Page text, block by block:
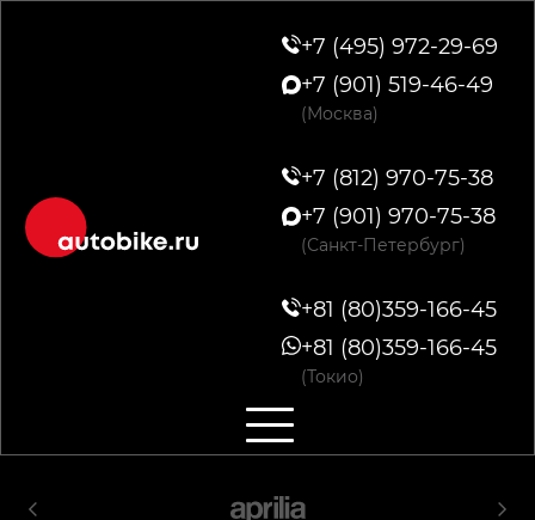
+7 (495) 972-29-69
+7 (901) 519-46-49
(Москва)
+7 (812) 970-75-38
+7 (901) 970-75-38
(Санкт-Петербург)
+81 (80)359-166-45
+81 (80)359-166-45
(Токио)